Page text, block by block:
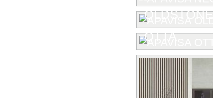
OLDSTONE
OTTA